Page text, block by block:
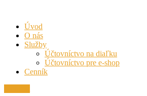
Úvod
O nás
Služby
Účtovníctvo na diaľku
Účtovníctvo pre e-shop
Cenník